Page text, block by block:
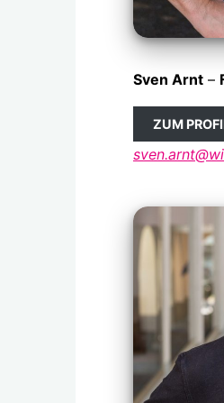
Sven Arnt –
ZUM